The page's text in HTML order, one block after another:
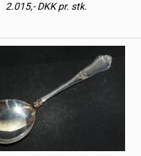
2.015,- DKK pr. stk.